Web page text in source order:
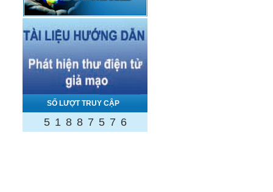
SỐ LƯỢT TRUY CẬP
5 1 8 8 7 5 7 6